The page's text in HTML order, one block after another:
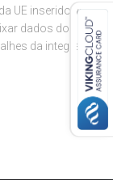
UE inserido. A
dados do
da integração